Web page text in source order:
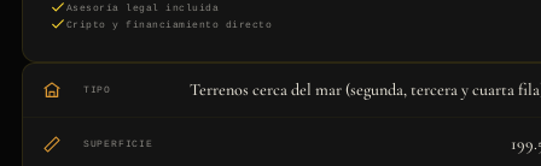
Asesoría legal incluida
Cripto y financiamiento directo
TIPO Terrenos cerca del mar (segunda, tercera y cuarta
SUPERFICIE